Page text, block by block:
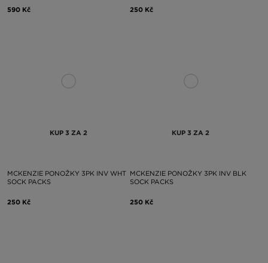
590 Kč 250 Kč
KUP 3 ZA 2
MCKENZIE PONOŽKY 3PK INV WHT
SOCK PACKS
250 Kč
KUP 3 ZA 2
MCKENZIE PONOŽKY 3PK INV BLK
SOCK PACKS
250 Kč